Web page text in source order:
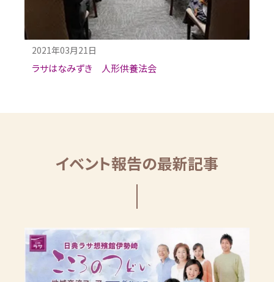
2021年03月21日
ラサはなみずき 人形供養法会
イベント報告の最新記事